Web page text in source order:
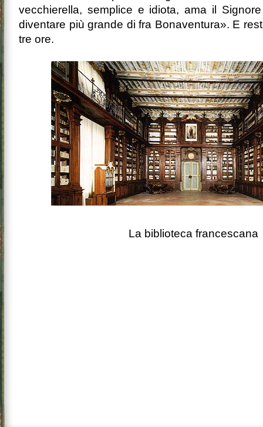
vecchierella, semplice e idiota, ama il
diven­tare più grande di fra Bonaventura». E
tre ore.
La biblioteca francescana